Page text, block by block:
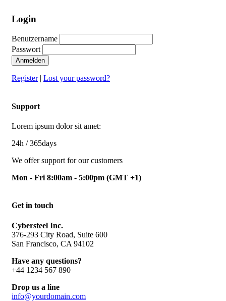
Login
Benutzername
Passwort
Anmelden
Register| Lost your password?
Support
Lorem ipsum dolor sit amet:
24h / 365days
We offer support for our customers
Mon - Fri 8:00am - 5:00pm (GMT +1)
Get in touch
Cybersteel Inc.
376-293 City Road, Suite 600
San Francisco, CA 94102
Have any questions?
+44 1234 567 890
Drop us a line
info@yourdomain.com